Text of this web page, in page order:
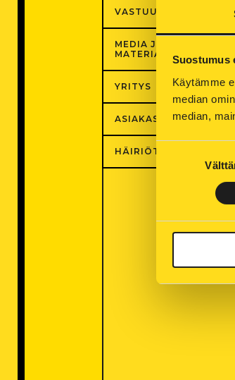
Suostumus
Käytämme
median
median,
Suostumuksen
valinta
VASTUULLISUUS
MEDIA JA
MATERIAALIT
YRITYS
ASIAKASPALVELU
HÄIRIÖTILANTEET